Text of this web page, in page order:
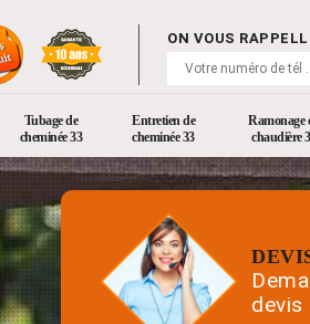
ON VOUS
Tubage de
cheminée 33
Entretien de
cheminée 33
Ramonage
chaudière
devis